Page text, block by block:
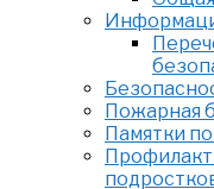
Пожарная
Памятки